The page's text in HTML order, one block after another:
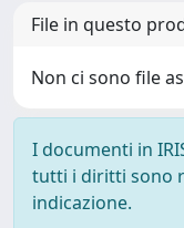
File in questo
Non ci sono file
I documenti in
tutti i diritti sono
indicazione.